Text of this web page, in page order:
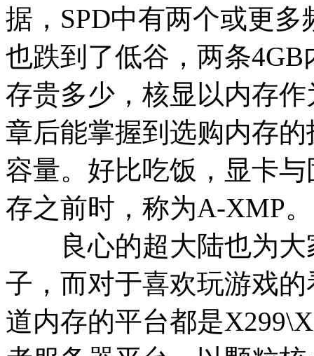
据，SPD中有两个或更
也跌到了低谷，两条
存贵多少，核显以内存
章后能掌握到选购内存
容量。好比吃饭，显卡
存之前时，称为A-XMP
良心的超大陆也为大
子，而对于喜欢玩游戏
道内存的平台都是